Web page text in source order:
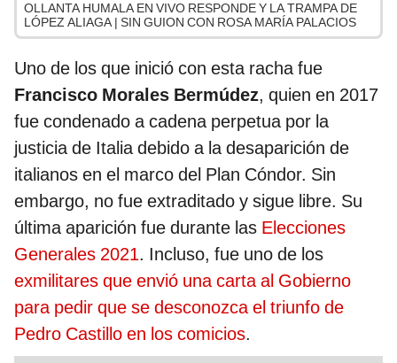
OLLANTA HUMALA EN VIVO RESPONDE Y LA TRAMPA DE
LÓPEZ ALIAGA | SIN GUION CON ROSA MARÍA PALACIOS
Uno de los que inició con esta racha fue
Francisco Morales Bermúdez, quien en 2017
fue condenado a cadena perpetua por la
justicia de Italia debido a la desaparición de
italianos en el marco del Plan Cóndor. Sin
embargo, no fue extraditado y sigue libre. Su
última aparición fue durante las Elecciones
Generales 2021. Incluso, fue uno de los
exmilitares que envió una carta al Gobierno
para pedir que se desconozca el triunfo de
Pedro Castillo en los comicios.